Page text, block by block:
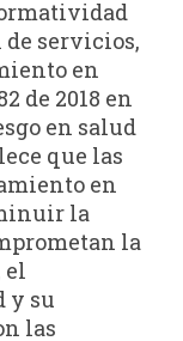
servicios,
en
de 2018 en
en salud
que las
en
la
la
el
y su
las